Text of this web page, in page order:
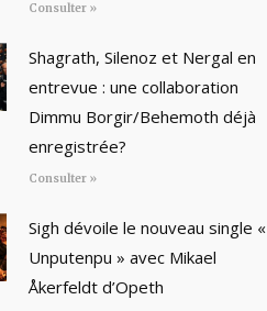
Consulter »
Shagrath, Silenoz et Nergal en
entrevue : une collaboration
Dimmu Borgir/Behemoth déjà
enregistrée?
Consulter »
Sigh dévoile le nouveau single «
Unputenpu » avec Mikael
Åkerfeldt d’Opeth